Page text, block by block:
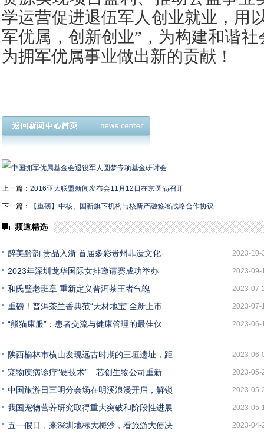
学运营促进退伍军人创业就业，用
军优属，创新创业”，为构建和谐
为拥军优属事业做出新的贡献！
上一篇： 2016亚太联盟新闻发布会11月12日在京圆满召开
下一篇： 【重磅】中核、国新旗下机构与核新产融签署战略合作协议
频道精选
醉美黔韵 贵品入浙 首届多彩贵州非遗文化- 2023-10-
2023年深圳龙华国际女排邀请赛成功举办 2023-09-
和氏璧老班章 重新定义普洱茶王者气魄 2023-07-
重磅！普洱茶兰香典范“天材地宝”全新上市 2023-07-
“熊猫康服”：患者交流与健康管理的最佳伙 2023-06-
陕西榆林市横山发现远古时期的三垣遗址，距 2023-06-
宠物疾病诊疗“硬技术”—芯创生物公司重新 2023-05-
中国旅游日三明分会场在明溪浪漫开启，解锁 2023-05-
我国宠物营养研究取得重大突破和阶段性进展 2023-05-
五一假日，来深圳地标大梅沙，看旅游大使决 2023-04-